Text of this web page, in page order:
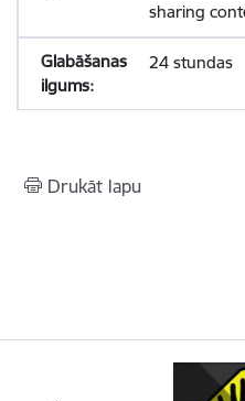
sharing
24 stundas
Drukāt lapu